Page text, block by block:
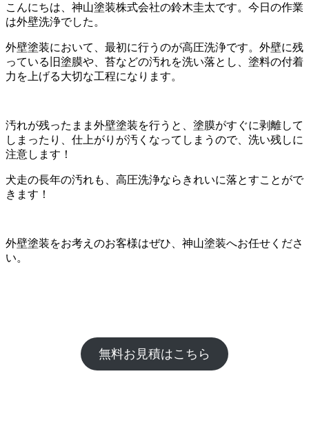
こんにちは、神山塗装株式会社の鈴木圭太です。今日の作業
は外壁洗浄でした。
外壁塗装において、最初に行うのが高圧洗浄です。外壁に残
っている旧塗膜や、苔などの汚れを洗い落とし、塗料の付着
力を上げる大切な工程になります。
汚れが残ったまま外壁塗装を行うと、塗膜がすぐに剥離して
しまったり、仕上がりが汚くなってしまうので、洗い残しに
注意します！
犬走の長年の汚れも、高圧洗浄ならきれいに落とすことがで
きます！
外壁塗装をお考えのお客様はぜひ、神山塗装へお任せくださ
い。
無料お見積はこちら